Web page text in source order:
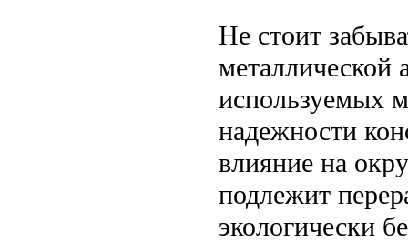
Не стоит
металлической
используемых
надежности
влияние на
подлежит
экологически